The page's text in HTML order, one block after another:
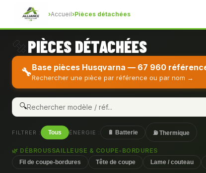
›Accueil›Pièces détachées
PIÈCES DÉTACHÉES
🔧Base pièces Husqvarna — 67 960
Rechercher une pièce par référence ou par nom →
🔍
FILTRER : Tous ÉNERGIE : 🔋 Batterie ⛽ Thermique
🌿 DÉBROUSSAILLEUSE & COUPE-BORDURES
Fil de coupe-bordures Tête de coupe Lame / couteau